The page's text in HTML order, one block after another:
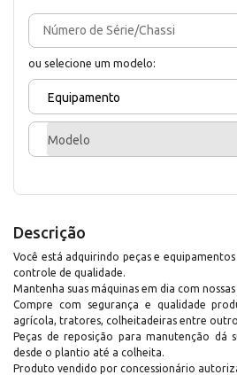
ou selecione um modelo:
Equipamento
Modelo
Descrição
Você está adquirindo peças e
controle de qualidade.
Mantenha suas máquinas em dia com nossas
Compre com segurança e qualidade
agrícola, tratores, colheitadeiras entre
Peças de reposição para manutenção dá
desde o plantio até a colheita.
Produto vendido por concessionário